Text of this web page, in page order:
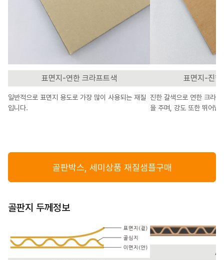
표면지-연한 크라프트색
일반적으로 표면지 용도로 가장 많이 사용되는 재질
입니다.
표면지-진한
진한 갈색으로 연한 크라
을 주며, 강도 또한 뛰어납
골판박스, 세미상품 재질샘플구매
골판지 두께정보
A